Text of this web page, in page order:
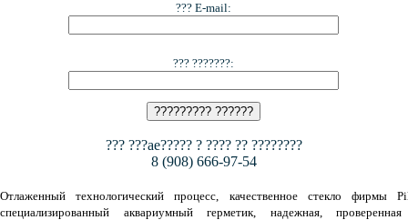
??? E-mail:
??? ???????:
??? ???ae????? ? ???? ?? ????????
8 (908) 666-97-54
Отлаженный технологический процесс, качественное стекло фирмы
специализированный аквариумный герметик, надежная,